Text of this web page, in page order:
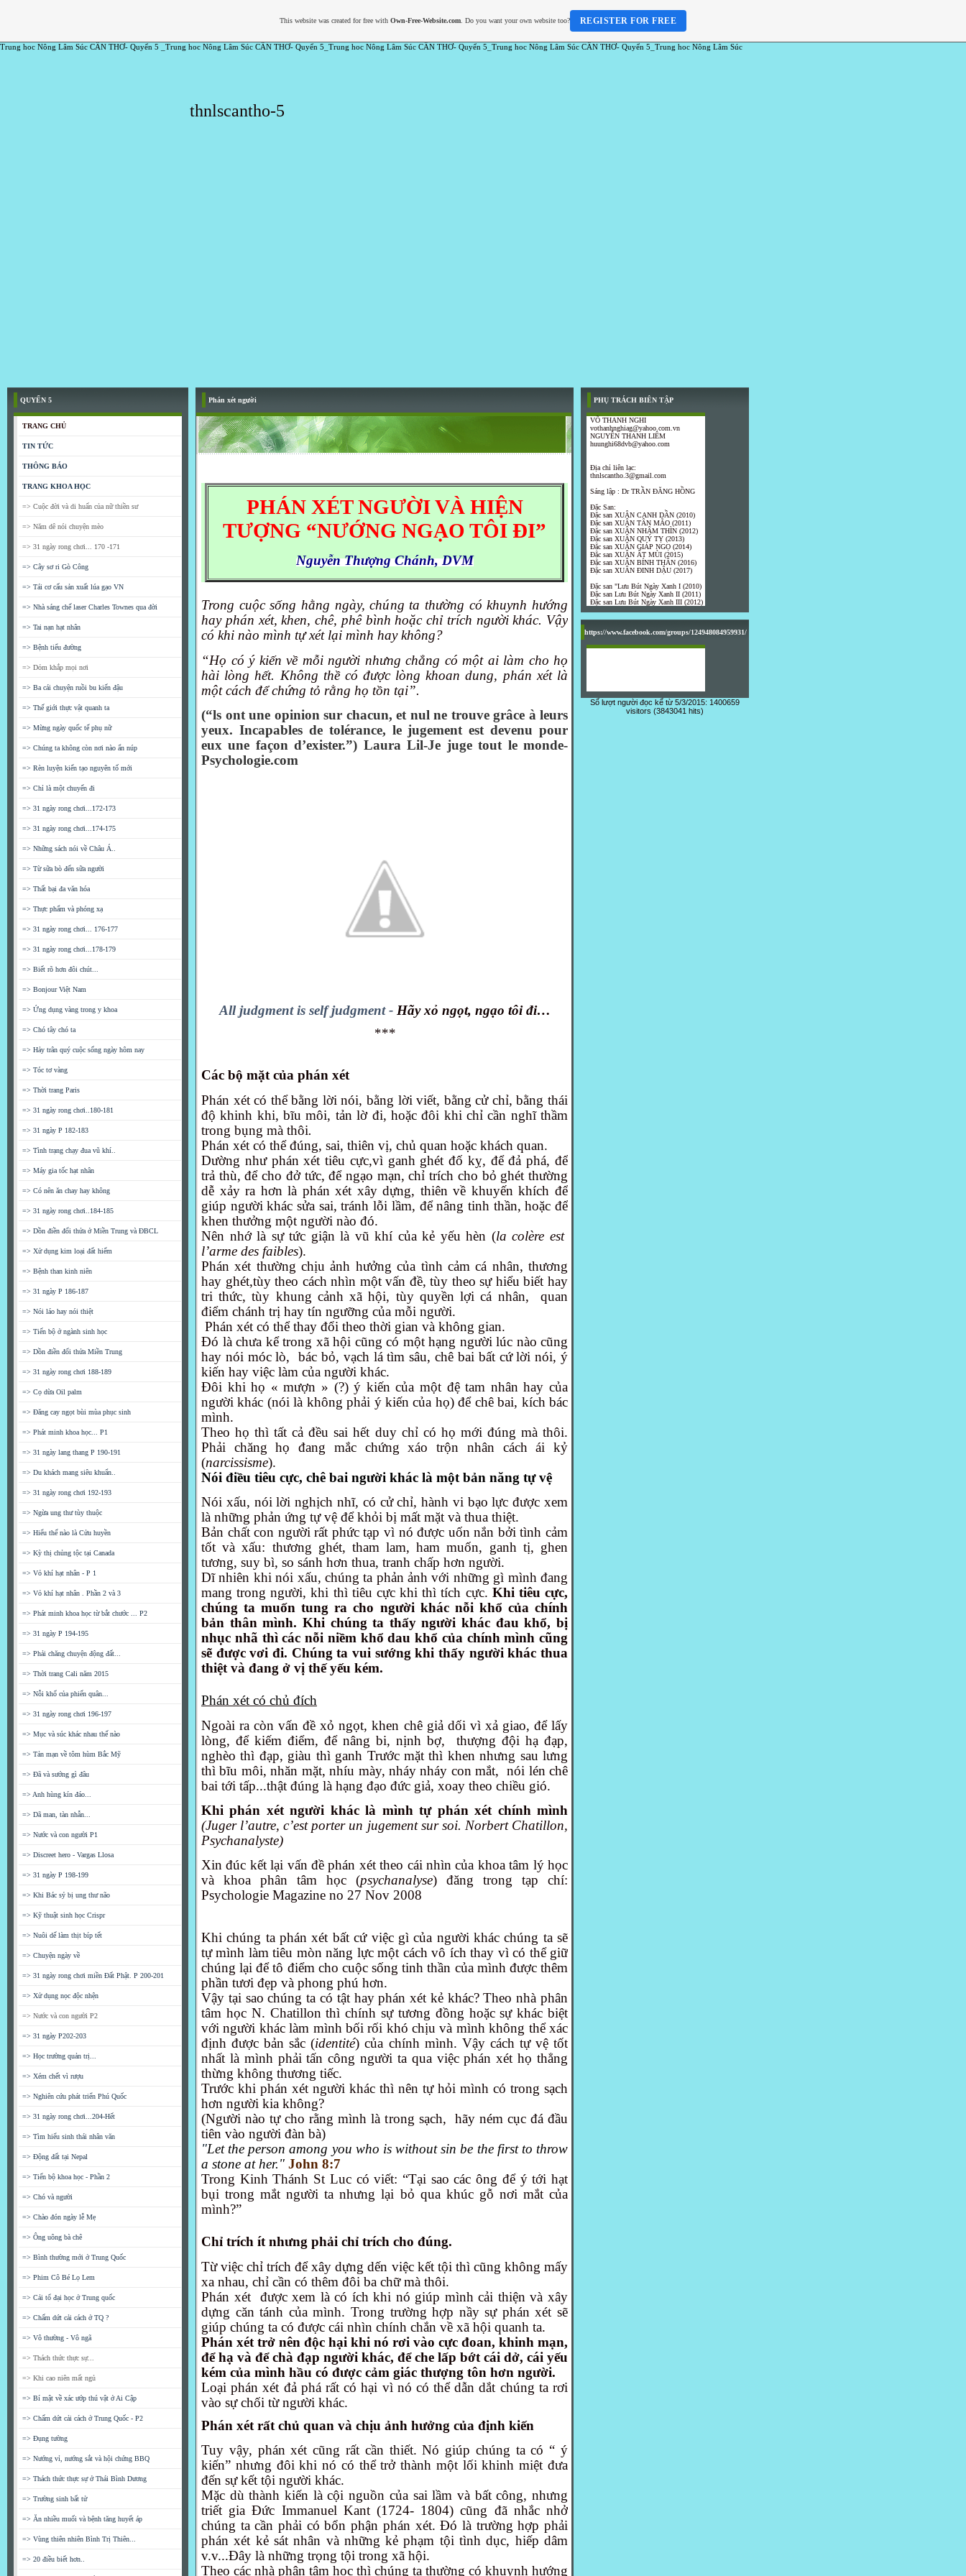
Trung hoc Nông Lâm Súc CẦN THƠ- Quyển 5 _Trung hoc Nông Lâm Súc CẦN THƠ- Quyển 5_Trung hoc Nông Lâm Súc CẦN THƠ- Quyển 5_Trung hoc Nông Lâm Súc CẦN THƠ- Quyển 5_Trung hoc Nông Lâm Súc
thnlscantho-5
QUYỂN 5
TRANG CHỦ
TIN TỨC
THÔNG BÁO
TRANG KHOA HỌC
=> Cuộc đời và di huấn của nữ thiền sư
=> Năm dê nói chuyện mèo
=> 31 ngày rong chơi... 170 -171
=> Cây sơ ri Gò Công
=> Tái cơ cấu sản xuất lúa gạo VN
=> Nhà sáng chế laser Charles Townes qua đời
=> Tai nạn hạt nhân
=> Bệnh tiểu đường
=> Dỏm khắp mọi nơi
=> Ba cái chuyện ruồi bu kiến đậu
=> Thế giới thực vật quanh ta
=> Mừng ngày quốc tế phụ nữ
=> Chúng ta không còn nơi nào ẩn núp
=> Rèn luyện kiến tạo nguyên tố mới
=> Chỉ là một chuyến đi
=> 31 ngày rong chơi...172-173
=> 31 ngày rong chơi...174-175
=> Những sách nói về Châu Á..
=> Từ sữa bò đến sữa người
=> Thất bại đa văn hóa
=> Thực phẩm và phóng xạ
=> 31 ngày rong chơi... 176-177
=> 31 ngày rong chơi...178-179
=> Biết rõ hơn đôi chút...
=> Bonjour Việt Nam
=> Ứng dụng vàng trong y khoa
=> Chó tây chó ta
=> Hảy trân quý cuộc sống ngày hôm nay
=> Tóc tơ vàng
=> Thời trang Paris
=> 31 ngày rong chơi..180-181
=> 31 ngày P 182-183
=> Tình trạng chạy đua vũ khí..
=> Máy gia tốc hạt nhân
=> Có nên ăn chay hay không
=> 31 ngày rong chơi..184-185
=> Dồn điền đổi thửa ở Miền Trung và ĐBCL
=> Xử dụng kim loại đất hiếm
=> Bệnh than kinh niên
=> 31 ngày P 186-187
=> Nói láo hay nói thiệt
=> Tiến bộ ở ngành sinh học
=> Dồn điền đổi thửa Miền Trung
=> 31 ngày rong chơi 188-189
=> Cọ dừa Oil palm
=> Đăng cay ngọt bùi mùa phục sinh
=> Phát minh khoa học... P1
=> 31 ngày lang thang P 190-191
=> Du khách mang siêu khuẩn..
=> 31 ngày rong chơi 192-193
=> Ngừa ung thư tùy thuộc
=> Hiểu thế nào là Cửu huyền
=> Kỳ thị chủng tộc tại Canada
=> Vỏ khí hạt nhân - P 1
=> Vỏ khí hạt nhân . Phần 2 và 3
=> Phát minh khoa học từ bắt chước ... P2
=> 31 ngày P 194-195
=> Phải chăng chuyện động đất...
=> Thời trang Cali năm 2015
=> Nỗi khổ của phiến quân...
=> 31 ngày rong chơi 196-197
=> Mục và súc khác nhau thế nào
=> Tản mạn về tôm hùm Bắc Mỹ
=> Đã và sướng gì đâu
=> Anh hùng kín đáo...
=> Dã man, tàn nhẫn...
=> Nước và con người P1
=> Discreet hero - Vargas Llosa
=> 31 ngày P 198-199
=> Khi Bác sỷ bị ung thư não
=> Kỹ thuật sinh học Crispr
=> Nuôi dế làm thịt bíp tết
=> Chuyện ngày về
=> 31 ngày rong chơi miền Đất Phật. P 200-201
=> Xử dụng nọc độc nhện
=> Nước và con người P2
=> 31 ngày P202-203
=> Học trường quản trị...
=> Xém chết vì rượu
=> Nghiên cứu phát triển Phú Quốc
=> 31 ngày rong chơi...204-Hết
=> Tìm hiểu sinh thái nhân văn
=> Động đất tại Nepal
=> Tiến bộ khoa học - Phần 2
=> Chó và người
=> Chào đón ngày lễ Mẹ
=> Ông uông bà chê
=> Bình thường mới ở Trung Quốc
=> Phim Cô Bé Lọ Lem
=> Cải tổ đại học ở Trung quốc
=> Chấm dứt cải cách ở TQ ?
=> Vô thường - Vô ngã
=> Thách thức thực sự...
=> Khi cao niên mất ngủ
=> Bí mật về xác ướp thú vật ở Ai Cập
=> Chấm dứt cải cách ở Trung Quốc - P2
=> Đụng tường
=> Nướng vỉ, nướng sắt và hội chứng BBQ
=> Thách thức thực sự ở Thái Bình Dương
=> Trường sinh bất tử
=> Ăn nhiều muối và bệnh tăng huyết áp
=> Vùng thiên nhiên Bình Trị Thiên...
=> 20 điều biết hơn..
Phán xét người
PHÁN XÉT NGƯỜI VÀ HIỆN
TƯỢNG “NƯỚNG NGẠO TÔI ĐI”
Nguyễn Thượng Chánh, DVM
Trong cuộc sống hằng ngày, chúng ta thường có khuynh hướng
hay phán xét, khen, chê, phê bình hoặc chỉ trích người khác. Vậy
có khi nào mình tự xét lại mình hay không?
“Họ có ý kiến về mỗi người nhưng chẳng có một ai làm cho họ
hài lòng hết. Không thề có được lòng khoan dung, phán xét là
một cách để chứng tỏ rằng họ tồn tại”.
(“ls ont une opinion sur chacun, et nul ne trouve grâce à leurs
yeux. Incapables de tolérance, le jugement est devenu pour
eux une façon d’exister.”) Laura Lil-Je juge tout le monde-
Psychologie.com
All judgment is self judgment - Hãy xỏ ngọt, ngạo tôi đi…
***
Các bộ mặt của phán xét
Phán xét có thể bằng lời nói, bằng lời viết, bằng cử chỉ, bằng thái
độ khinh khi, bĩu môi, tản lờ đi, hoặc đôi khi chỉ cần nghĩ thầm
trong bụng mà thôi.
Phán xét có thể đúng, sai, thiên vị, chủ quan hoặc khách quan.
Dường như phán xét tiêu cực,vì ganh ghét đố kỵ, để đả phá, để
trả thù, để cho đở tức, để ngạo mạn, chỉ trích cho bỏ ghét thường
dễ xảy ra hơn là phán xét xây dựng, thiên về khuyến khích để
giúp người khác sửa sai, tránh lỗi lầm, để nâng tinh thần, hoặc để
khen thưởng một người nào đó.
Nên nhớ là sự tức giận là vũ khí của kẻ yếu hèn (la colère est
l’arme des faibles).
Phán xét thường chịu ảnh hưởng của tình cảm cá nhân, thương
hay ghét,tùy theo cách nhìn một vấn đề, tùy theo sự hiểu biết hay
tri thức, tùy khung cảnh xã hội, tùy quyền lợi cá nhân,
quan
điểm chánh trị hay tín ngưỡng của mỗi người.
Phán xét có thể thay đổi theo thời gian và không gian.
Đó là chưa kể trong xã hội cũng có một hạng người lúc nào cũng
hay nói móc lò,
bác bỏ, vạch lá tìm sâu, chê bai bất cứ lời nói, ý
kiến hay việc làm của người khác.
Đôi khi họ « mượn » (?) ý kiến của một đệ tam nhân hay của
người khác (nói là không phải ý kiến của họ) để chê bai, kích bác
mình.
Theo họ thì tất cả đều sai hết duy chỉ có họ mới đúng mà thôi.
Phải chăng họ đang mắc chứng xáo trộn nhân cách ái kỷ
(narcissisme).
Nói điều tiêu cực, chê bai người khác là một bản năng tự vệ
Nói xấu, nói lời nghịch nhĩ, có cử chỉ, hành vi bạo lực được xem
là những phản ứng tự vệ để khỏi bị mất mặt và thua thiệt.
Bản chất con người rất phức tạp vì nó được uốn nắn bởi tình cảm
tốt và xấu: thương ghét, tham lam, ham muốn, ganh tị, ghen
tương, suy bì, so sánh hơn thua, tranh chấp hơn người.
Dĩ nhiên khi nói xấu, chúng ta phản ảnh với những gì mình đang
mang trong người, khi thì tiêu cực khi thì tích cực. Khi tiêu cực,
chúng ta muốn tung ra cho người khác nỗi khổ của chính
bản thân mình. Khi chúng ta thấy người khác đau khổ, bị
nhục nhã thì các nỗi niềm khổ dau khổ của chính mình cũng
sẽ được vơi đi. Chúng ta vui sướng khi thấy người khác thua
thiệt và đang ở vị thế yếu kém.
Phán xét có chủ đích
Ngoài ra còn vấn đề xỏ ngọt, khen chê giả dối vì xả giao, để lấy
lòng, để kiếm điểm, để nâng bi, nịnh bợ,
thượng đội hạ đạp,
nghèo thì đạp, giàu thì ganh Trước mặt thì khen nhưng sau lưng
thì bĩu môi, nhăn mặt, nhíu mày, nháy nháy con mắt, nói lén chê
bai tới tấp...thật đúng là hạng đạo đức giả, xoay theo chiều gió.
Khi phán xét người khác là mình tự phán xét chính mình
(Juger l’autre, c’est porter un jugement sur soi. Norbert Chatillon,
Psychanalyste)
Xin đúc kết lại vấn đề phán xét theo cái nhìn của khoa tâm lý học
và khoa phân tâm học (psychanalyse) đăng trong tạp chí:
Psychologie Magazine no 27 Nov 2008
Khi chúng ta phán xét bất cứ việc gì của người khác chúng ta sẽ
tự mình làm tiêu mòn năng lực một cách vô ích thay vì có thể giữ
chúng lại để tô điểm cho cuộc sống tinh thần của mình được thêm
phần tươi đẹp và phong phú hơn.
Vậy tại sao chúng ta có tật hay phán xét kẻ khác? Theo nhà phân
tâm học N. Chatillon thì chính sự tương đồng hoặc sự khác biệt
với người khác làm mình bối rối khó chịu và mình không thể xác
định được bản sắc (identité) của chính mình. Vậy cách tự vệ tốt
nhất là mình phải tấn công người ta qua việc phán xét họ thẳng
thừng không thương tiếc.
Trước khi phán xét người khác thì nên tự hỏi mình có trong sạch
hơn người kia không?
(Người nào tự cho rằng mình là trong sạch,
hãy ném cục đá đầu
tiên vào người đàn bà)
"Let the person among you who is without sin be the first to throw
a stone at her." John 8:7
Trong Kinh Thánh St Luc có viết: “Tại sao các ông để ý tới hạt
bụi trong mắt người ta nhưng lại bỏ qua khúc gỗ nơi mắt của
mình?”
Chỉ trích ít nhưng phải chỉ trích cho đúng.
Từ việc chỉ trích để xây dựng dến việc kết tội thì cũng không mấy
xa nhau, chỉ cần có thêm đôi ba chữ mà thôi.
Phán xét
được xem là có ích khi nó giúp mình cải thiện và xây
dựng căn tánh của mình. Trong trường hợp nầy sự phán xét sẽ
giúp chúng ta có được cái nhìn chính chắn về xã hội quanh ta.
Phán xét trở nên độc hại khi nó rơi vào cực đoan, khinh mạn,
để hạ và để chà đạp người khác, để che lấp bớt cái dở, cái yếu
kém của mình hầu có được cảm giác thượng tôn hơn người.
Loại phán xét đả phá rất có hại vì nó có thể dẫn dắt chúng ta rơi
vào sự chối từ người khác.
Phán xét rất chủ quan và chịu ảnh hưởng của định kiến
Tuy vậy, phán xét cũng rất cần thiết. Nó giúp chúng ta có “ ý
kiến” nhưng đôi khi nó có thể trở thành một lối khinh miệt đưa
đến sự kết tội người khác.
Mặc dù thành kiến là cội nguồn của sai lầm và bất công, nhưng
triết gia Đức Immanuel Kant (1724- 1804) cũng đã nhắc nhở
chúng ta cần phải có bổn phận phán xét. Đó là trường hợp phải
phán xét kẻ sát nhân và những kẻ phạm tội tình dục, hiếp dâm
v.v...Đây là những trọng tội trong xã hội.
Theo các nhà phân tâm học thì chúng ta thường có khuynh hướng
PHỤ TRÁCH BIÊN TẬP
VÕ THANH NGHI
vothanhnghiag@yahoo.com.vn
NGUYỄN THANH LIÊM
huunghi68dvb@yahoo.com
Địa chỉ liên lạc:
thnlscantho.3@gmail.com
Sáng lập : Dr TRẦN ĐĂNG HỒNG
Đặc San:
Đặc san XUÂN CANH DẦN (2010)
Đặc san XUÂN TÂN MÃO (2011)
Đặc san XUÂN NHÂM THÌN (2012)
Đặc san XUÂN QUÝ TỴ (2013)
Đặc san XUÂN GIÁP NGỌ (2014)
Đặc san XUÂN ẤT MÙI (2015)
Đặc san XUÂN BÍNH THÂN (2016)
Đặc san XUÂN ĐINH DẬU (2017)
Đặc san "Lưu Bút Ngày Xanh I (2010)
Đặc san Lưu Bút Ngày Xanh II (2011)
Đặc san Lưu Bút Ngày Xanh III (2012)
https://www.facebook.com/groups/124948084959931/
Số lượt người đọc kể từ 5/3/2015: 1400659
visitors (3843041 hits)
This website was created for free with Own-Free-Website.com. Do you want your own website too? REGISTER FOR FREE